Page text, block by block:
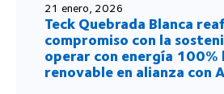
21 enero, 2026
Teck Quebrada Blanca
compromiso con la
operar con energía 100%
renovable en alianza con